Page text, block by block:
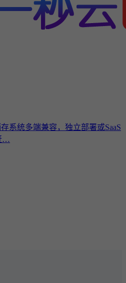
系统多端兼容，独立部署或SaaS
…